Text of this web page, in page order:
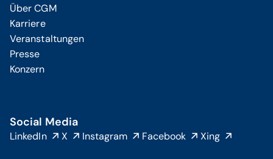
Über CGM
Karriere
Veranstaltungen
Presse
Konzern
Social Media
LinkedIn X Instagram Facebook Xing